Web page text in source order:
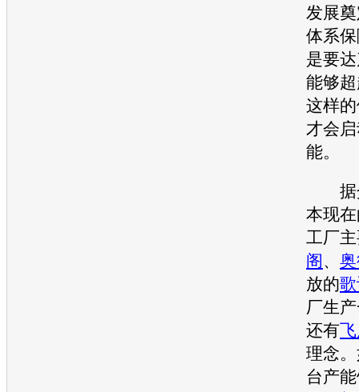
发展
体系
是要
能够
这样
才会
能。
据
本现
工厂
阁、
放的
厂生
还有
理念
台产能